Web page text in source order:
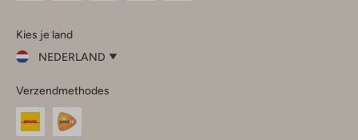
InstagramFacebook
Kies je land
NEDERLAND
je
land
Nederland
Verzendmethodes